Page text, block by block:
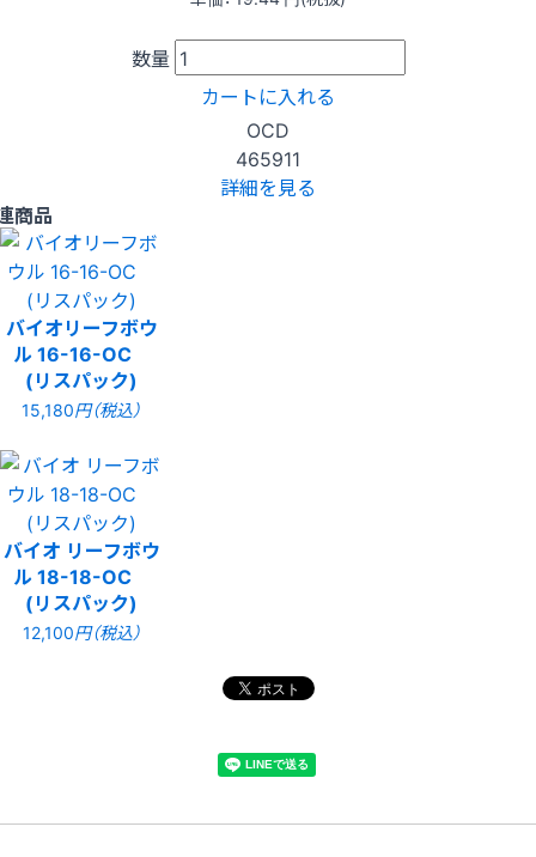
数量
カートに入れる
OCD
465911
詳細を見る
商品
バイオリーフボウ
ル 16-16-OC
(リスパック)
15,180円（税込）
バイオ リーフボウ
ル 18-18-OC
(リスパック)
12,100円（税込）